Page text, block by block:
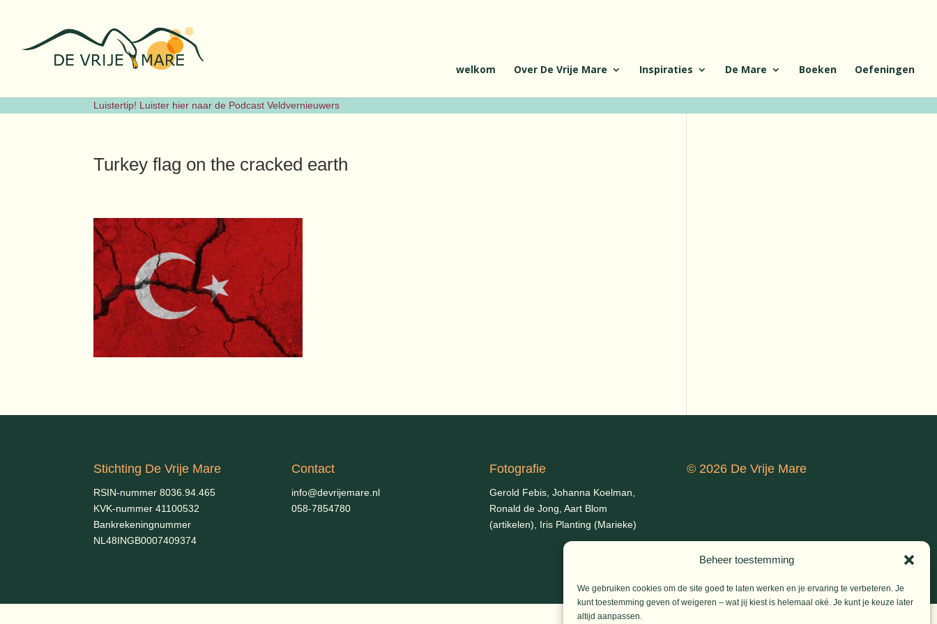
Beheer toestemming
We gebruiken cookies om de site goed te laten werken en je ervaring te verbeteren. Je
kunt toestemming geven of weigeren – wat jij kiest is helemaal oké. Je kunt je keuze later
altijd aanpassen.
Luistertip! Luister hier naar de Podcast Veldvernieuwers
welkom Over De Vrije Mare Inspiraties De Mare Boeken Oefeningen
Turkey flag on the cracked earth
Stichting De Vrije Mare
RSIN-nummer 8036.94.465
KVK-nummer 41100532
Bankrekeningnummer
NL48INGB0007409374
Contact
info@devrijemare.nl
058-7854780
Fotografie
Gerold Febis, Johanna Koelman,
Ronald de Jong, Aart Blom
(artikelen), Iris Planting (Marieke)
© 2026 De Vrije Mare